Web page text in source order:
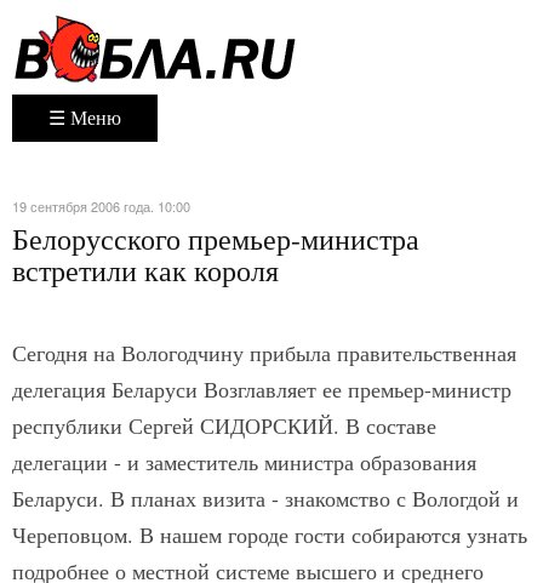
☰ Меню
19 сентября 2006 года. 10:00
Белорусского премьер-министра
встретили как короля
Сегодня на Вологодчину прибыла правительственная
делегация Беларуси Возглавляет ее премьер-министр
республики Сергей СИДОРСКИЙ. В составе
делегации - и заместитель министра образования
Беларуси. В планах визита - знакомство с Вологдой и
Череповцом. В нашем городе гости собираются узнать
подробнее о местной системе высшего и среднего